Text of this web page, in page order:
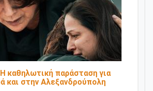
καθηλωτική παράσταση για
και στην Αλεξανδρούπολη